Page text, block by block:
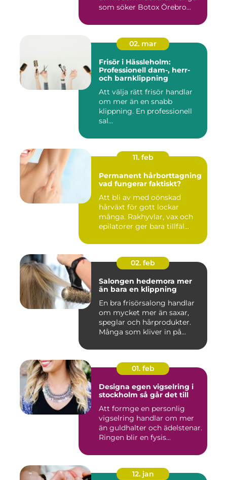
som söker Botox Örebro...
02. mar
Frisör i Hässleholm:
Professionell dam-, herr-
och barnklippning
Att välja rätt frisör handlar
om mer än en snabb
klippning. En professionell
sal...
11. feb
Permanent hårborttagning
vad fungerar faktiskt?
Att bli av med oönskad
hårväxt för gott lockar
många. Rakhyvlar, vax och
epilatorer ger bara tillfäl...
02. feb
Salongen hedemora mer
än bara en klippning
En bra frisörsalong handlar
om mycket mer än saxar,
speglar och hårprodukter.
Många som kliver in på...
01. feb
Designa egen vigselring i
stockholm så går det till
Att formge en personlig
vigselring handlar om mer
än guldhalter och ädelstenar.
Ringen blir en fysis...
12. jan